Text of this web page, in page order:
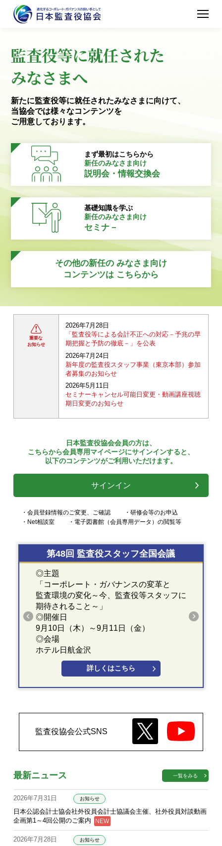
監査役等に就任された
みなさまへ
新たに監査役等に就任されたみなさまに向けて、
当協会では様々なコンテンツを
ご用意しております。
まず最初はこちらから
新任のみなさま向け
説明会・情報交換会
基礎知識を学ぶ
新任のみなさま向け
セミナ－
その他の新任の みなさま向け
コンテンツは こちらから
重要な
お知らせ
2026年7月28日
「監査役等による会計不正への対応－予兆の早
期把握と予防の徹底－」を公表
2026年7月24日
新年度の監査役スタッフ事業（東京本部）参加
者募集のお知らせ
2026年5月11日
セミナーキャンセル可能日変更・動画講座視聴
期日変更のお知らせ
日本監査役協会会員の方は、
こちらから会員専用マイページにサインインすると、
以下のコンテンツがご利用いただけます。
サインイン
・会員登録情報のご変更、ご確認
・研修会等のお申込
・Net相談室
・電子図書館（会員専用データ）の閲覧等
第48回 監査役スタッフ全国会議
◎主題
「コーポレート・ガバナンスの変革と
監査環境の変化～今、監査役等スタッフに
期待されること～」
◎開催日
9月10日（木）～9月11日（金）
◎会場
ホテル日航金沢
詳しくはこちら
監査役協会公式SNS
最新ニュース 一覧をみる
2026年7月31日 お知らせ
日本公認会計士協会社外役員会計士協議会主催、社外役員対談動画
企画第1～4回公開のご案内
2026年7月28日 お知らせ